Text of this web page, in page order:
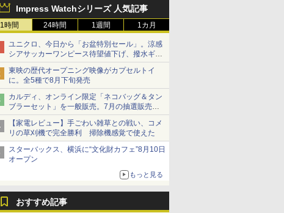
Impress Watchシリーズ 人気記事
1時間 24時間 1週間 1カ月
ユニクロ、今日から「お盆特別セール」。涼感
シアサッカーワンピース待望値下げ、撥水ギア
ショーツは1990円に
東映の歴代オープニング映像がカプセルトイ
に。全5種で8月下旬発売
カルディ、オンライン限定「ネコバッグ＆タン
ブラーセット」を一般販売。7月の抽選販売の
当選無効分
【家電レビュー】手ごわい雑草との戦い、コメ
リの草刈機で完全勝利 掃除機感覚で使えた
スターバックス、横浜に“文化財カフェ”8月10日
オープン
もっと見る
おすすめ記事